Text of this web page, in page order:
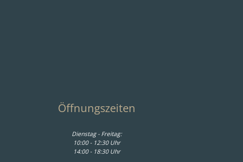
Öffnungszeiten
Dienstag - Freitag:
10:00 - 12:30 Uhr
14:00 - 18:30 Uhr